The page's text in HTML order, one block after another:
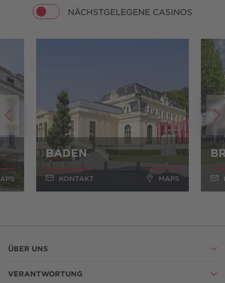
NÄCHSTGELEGENE CASINOS
BADEN
KONTAKT MAPS
ÜBER UNS
VERANTWORTUNG